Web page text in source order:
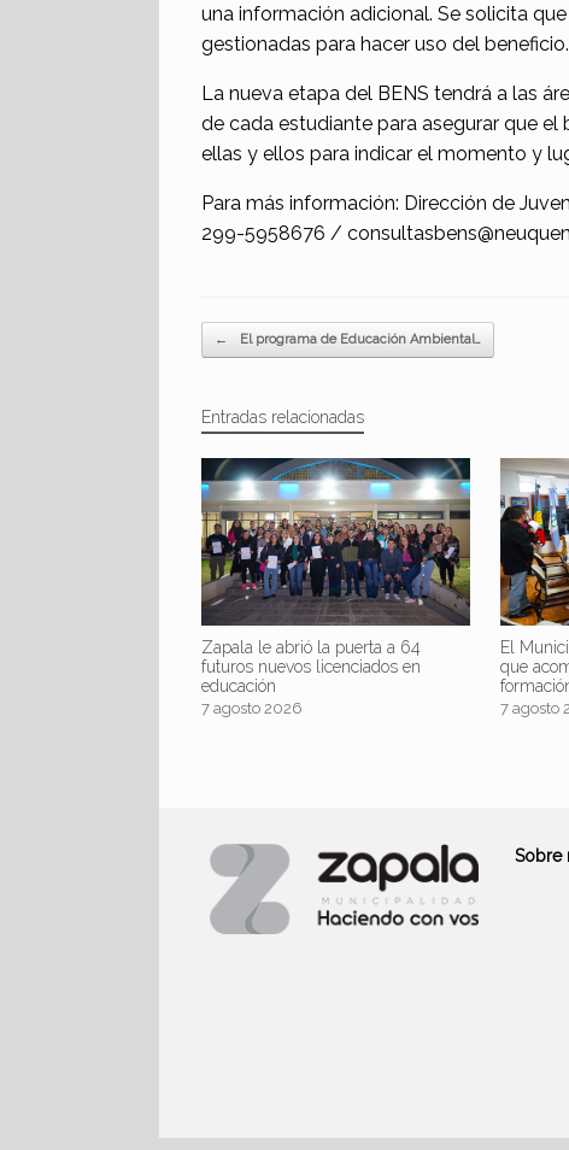
una información adicional. Se solicita
gestionadas para hacer uso del beneficio.
La nueva etapa del BENS tendrá a las
de cada estudiante para asegurar que
ellas y ellos para indicar el momento y
Para más información: Dirección de
299-5958676 /
Navegador de artículos
← El programa de Educación Ambiental…
Entradas relacionadas
Zapala le abrió la puerta a 64
futuros nuevos licenciados en
educación
7 agosto 2026
El
que
7 agosto
Sobre